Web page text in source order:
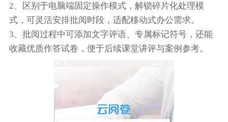
2、区别于电脑端固定操作模式，解锁碎片化处理模
式，可灵活安排批阅时段，适配移动式办公需求。
3、批阅过程中可添加文字评语、专属标记符号，还能
收藏优质作答试卷，便于后续课堂讲评与案例参考。